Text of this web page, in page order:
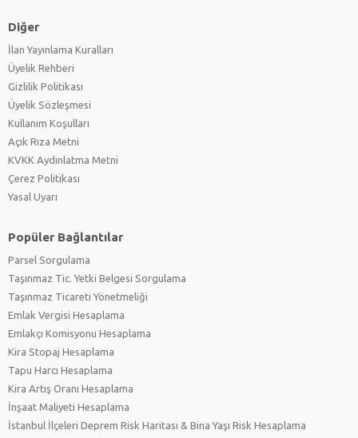
Diğer
İlan Yayınlama Kuralları
Üyelik Rehberi
Gizlilik Politikası
Üyelik Sözleşmesi
Kullanım Koşulları
Açık Rıza Metni
KVKK Aydınlatma Metni
Çerez Politikası
Yasal Uyarı
Popüler Bağlantılar
Parsel Sorgulama
Taşınmaz Tic. Yetki Belgesi Sorgulama
Taşınmaz Ticareti Yönetmeliği
Emlak Vergisi Hesaplama
Emlakçı Komisyonu Hesaplama
Kira Stopaj Hesaplama
Tapu Harcı Hesaplama
Kira Artış Oranı Hesaplama
İnşaat Maliyeti Hesaplama
İstanbul İlçeleri Deprem Risk Haritası & Bina Yaşı Risk Hesaplama